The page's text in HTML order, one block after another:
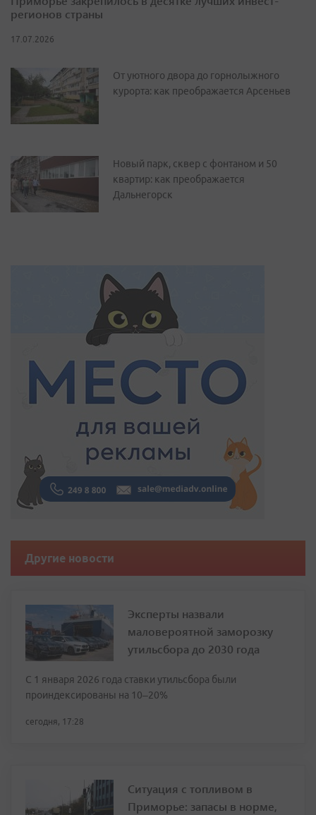
регионов страны
17.07.2026
От уютного двора до горнолыжного
курорта: как преображается Арсеньев
Новый парк, сквер с фонтаном и 50
квартир: как преображается
Дальнегорск
Другие новости
Эксперты назвали
маловероятной заморозку
утильсбора до 2030 года
С 1 января 2026 года ставки утильсбора были
проиндексированы на 10–20%
сегодня, 17:28
Ситуация с топливом в
Приморье: запасы в норме,